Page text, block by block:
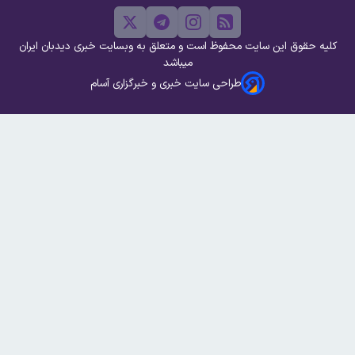
کلیه حقوق این سایت محفوظ است و متعلق به وبسایت خبری دیدبان ایران
میباشد
طراحی سایت خبری و خبرگزاری آسام